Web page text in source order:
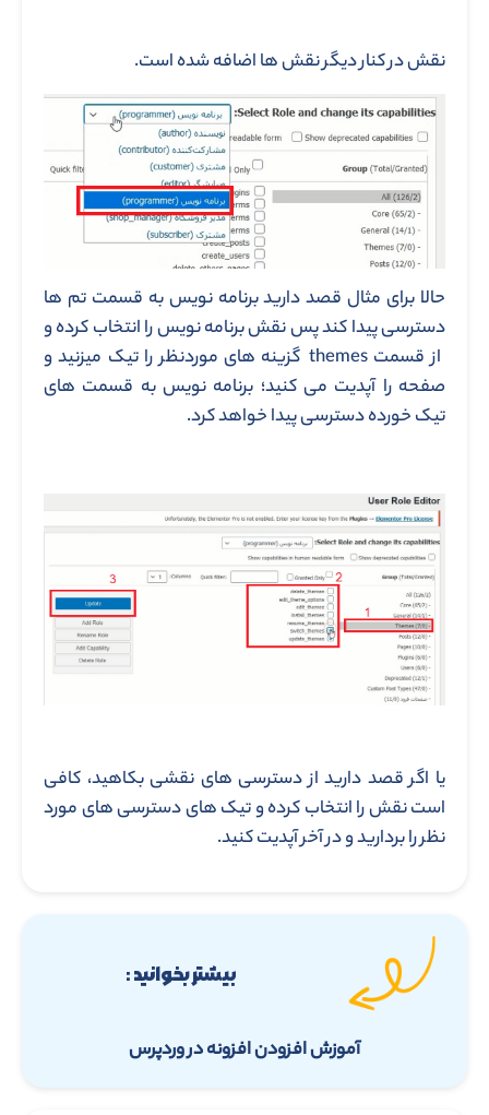
نقش در کنار دیگر نقش ها اضافه شده است.
حالا برای مثال قصد دارید برنامه نویس به قسمت تم ها
دسترسی پیدا کند پس نقش برنامه نویس را انتخاب کرده و
از قسمت themes گزینه های موردنظر را تیک میزنید و
صفحه را آپدیت می کنید؛ برنامه نویس به قسمت های
تیک خورده دسترسی پیدا خواهد کرد.
یا اگر قصد دارید از دسترسی های نقشی بکاهید، کافی
است نقش را انتخاب کرده و تیک های دسترسی های مورد
نظر را بردارید و در آخر آپدیت کنید.
بیشتر بخوانید :
آموزش افزودن افزونه در وردپرس